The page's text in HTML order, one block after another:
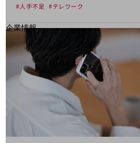
別ウィンドウで開きます
企業情報
企業情報TOP
会社案内
会社案内TOP
組織
社長からのご挨拶
#人手不足 #テレワーク